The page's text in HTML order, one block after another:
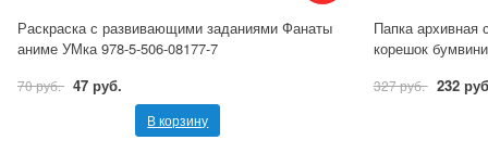
Раскраска с развивающими заданиями Фанаты
аниме УМка 978-5-506-08177-7
70 руб. 47 руб.
В корзину
Папка архивная
корешок
327 руб. 232